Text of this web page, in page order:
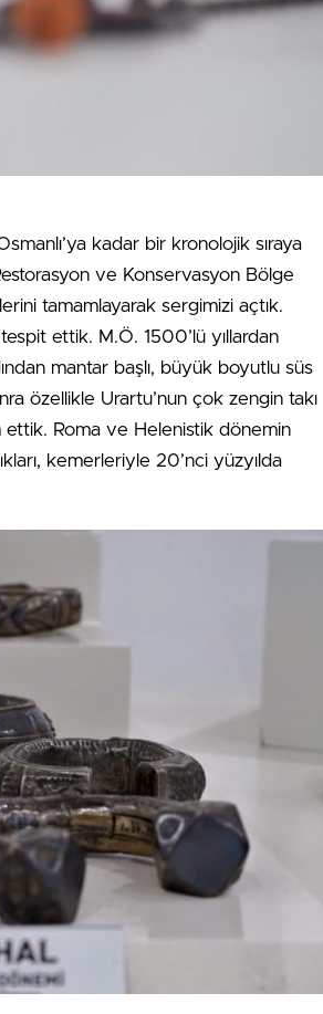
kadar bir kronolojik sıraya
ve Konservasyon Bölge
tamamlayarak sergimizi açtık.
ettik. M.Ö. 1500’lü yıllardan
mantar başlı, büyük boyutlu süs
özellikle Urartu’nun çok zengin takı
ettik. Roma ve Helenistik dönemin
kemerleriyle 20’nci yüzyılda